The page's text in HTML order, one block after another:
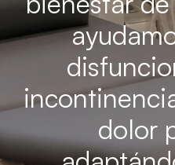
dolor